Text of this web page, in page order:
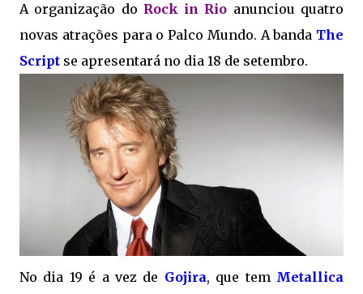
A organização do Rock in Rio anunciou quatro
novas atrações para o Palco Mundo. A banda The
Script se apresentará no dia 18 de setembro.
No dia 19 é a vez de Gojira, que tem Metallica